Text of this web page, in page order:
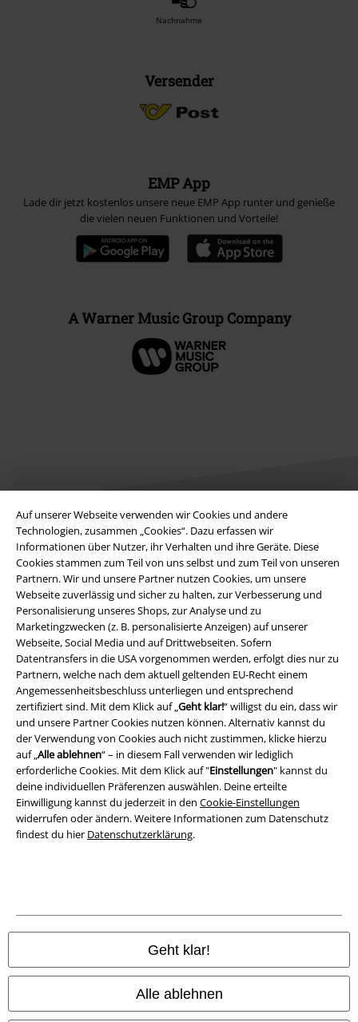
Auf unserer Webseite verwenden wir Cookies und andere
Technologien, zusammen „Cookies“. Dazu erfassen wir
Informationen über Nutzer, ihr Verhalten und ihre Geräte. Diese
Cookies stammen zum Teil von uns selbst und zum Teil von unseren
Partnern. Wir und unsere Partner nutzen Cookies, um unsere
Webseite zuverlässig und sicher zu halten, zur Verbesserung und
Personalisierung unseres Shops, zur Analyse und zu
Marketingzwecken (z. B. personalisierte Anzeigen) auf unserer
Webseite, Social Media und auf Drittwebseiten. Sofern
Datentransfers in die USA vorgenommen werden, erfolgt dies nur zu
Partnern, welche nach dem aktuell geltenden EU-Recht einem
Angemessenheitsbeschluss unterliegen und entsprechend
zertifiziert sind. Mit dem Klick auf „Geht klar!“ willigst du ein, dass wir
und unsere Partner Cookies nutzen können. Alternativ kannst du
der Verwendung von Cookies auch nicht zustimmen, klicke hierzu
auf „Alle ablehnen“ – in diesem Fall verwenden wir lediglich
erforderliche Cookies. Mit dem Klick auf "Einstellungen" kannst du
deine individuellen Präferenzen auswählen. Deine erteilte
Einwilligung kannst du jederzeit in den Cookie-Einstellungen
widerrufen oder ändern. Weitere Informationen zum Datenschutz
findest du hier Datenschutzerklärung.
Geht klar!
Alle ablehnen
Nachnahme
Versender
EMP App
Lade dir jetzt kostenlos unsere neue EMP App runter und genieße
die vielen neuen Funktionen und Vorteile!
A Warner Music Group Company
Rechtliches
AGB
Impressum
Datenschutz
Entsorgung und Umweltschutz
Konformitätserklärung
Information zur Barrierefreiheit
Cookie-Einstellungen
Vertrag widerrufen
EMP Online Shops
EMP International